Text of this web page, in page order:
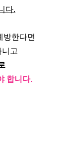
다.
방한다면
고
합니다.